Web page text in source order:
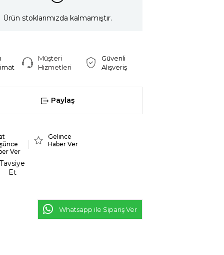
Ürün stoklarımızda kalmamıştır.
Müşteri
Hizmetleri
Güvenli
Alışveriş
Paylaş
Ver
Gelince
Haber Ver
Tavsiye
Et
Whatsapp ile Sipariş Ver